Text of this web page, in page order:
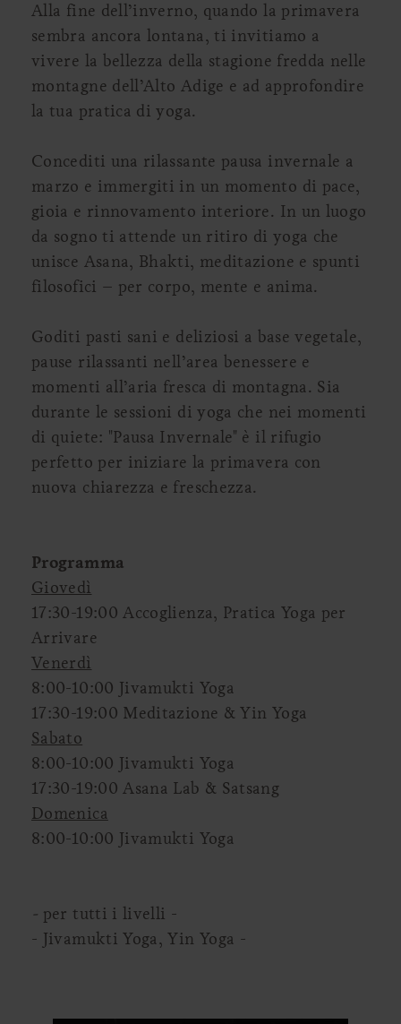
Alla fine dell’inverno, quando la primavera
sembra ancora lontana, ti invitiamo a
vivere la bellezza della stagione fredda nelle
montagne dell’Alto Adige e ad approfondire
la tua pratica di yoga.
Concediti una rilassante pausa invernale a
marzo e immergiti in un momento di pace,
gioia e rinnovamento interiore. In un luogo
da sogno ti attende un ritiro di yoga che
unisce Asana, Bhakti, meditazione e spunti
filosofici – per corpo, mente e anima.
Goditi pasti sani e deliziosi a base vegetale,
pause rilassanti nell’area benessere e
momenti all’aria fresca di montagna. Sia
durante le sessioni di yoga che nei momenti
di quiete: "Pausa Invernale" è il rifugio
perfetto per iniziare la primavera con
nuova chiarezza e freschezza.
Programma
Giovedì
17:30-19:00 Accoglienza, Pratica Yoga per
Arrivare
Venerdì
8:00-10:00 Jivamukti Yoga
17:30-19:00 Meditazione & Yin Yoga
Sabato
8:00-10:00 Jivamukti Yoga
17:30-19:00 Asana Lab & Satsang
Domenica
8:00-10:00 Jivamukti Yoga
- per tutti i livelli -
- Jivamukti Yoga, Yin Yoga -